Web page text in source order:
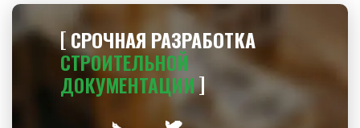
СРОЧНАЯ РАЗРАБОТКА
СТРОИТЕЛЬНОЙ
ДОКУМЕНТАЦИИ